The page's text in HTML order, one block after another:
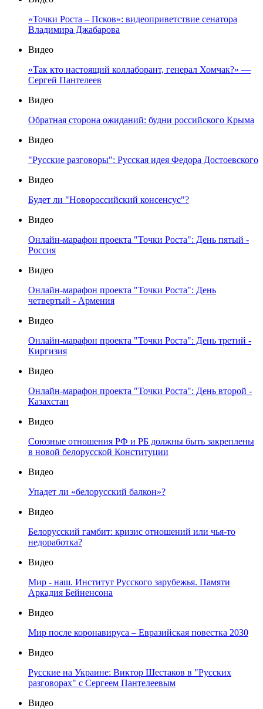
«Точки Роста – Псков»: видеоприветствие сенатора
Владимира Джабарова
Видео
«Так кто настоящий коллаборант, генерал Хомчак?» —
Сергей Пантелеев
Видео
Обратная сторона ожиданий: будни российского Крыма
Видео
"Русские разговоры": Русская идея Федора Достоевского
Видео
Будет ли "Новороссийский консенсус"?
Видео
Онлайн-марафон проекта "Точки Роста": День пятый -
Россия
Видео
Онлайн-марафон проекта "Точки Роста": День
четвертый - Армения
Видео
Онлайн-марафон проекта "Точки Роста": День третий -
Киргизия
Видео
Онлайн-марафон проекта "Точки Роста": День второй -
Казахстан
Видео
Союзные отношения РФ и РБ должны быть закреплены
в новой белорусской Конституции
Видео
Упадет ли «белорусский балкон»?
Видео
Белорусский гамбит: кризис отношений или чья-то
недоработка?
Видео
Мир - наш. Институт Русского зарубежья. Памяти
Аркадия Бейненсона
Видео
Мир после коронавируса – Евразийская повестка 2030
Видео
Русские на Украине: Виктор Шестаков в "Русских
разговорах" с Сергеем Пантелеевым
Видео